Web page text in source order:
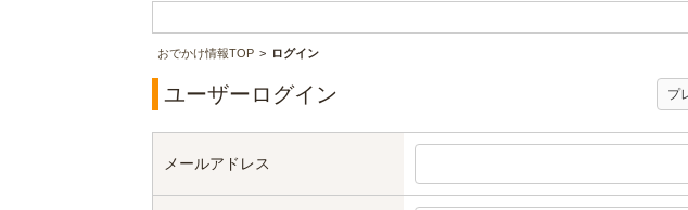
おでかけ情報TOP ログイン
ユーザーログイン プ
メールアドレス